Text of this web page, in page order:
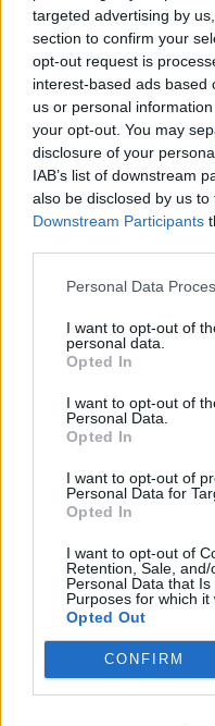
targeted advertising by
section to confirm your
opt-out request is
interest-based ads based
us or personal
your opt-out. You may
disclosure of your
IAB’s list of downstream
also be disclosed by us
Downstream Participants
Personal Data
I want to opt-out of
personal data.
Opted In
I want to opt-out of
Personal Data.
Opted In
I want to opt-out of
Personal Data for
Opted In
I want to opt-out of
Retention, Sale,
Personal Data that
Purposes for which it
Opted Out
CONFIRM
In evidenza